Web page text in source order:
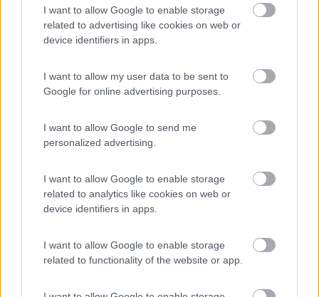
I want to allow Google to enable storage
related to advertising like cookies on web or
device identifiers in apps.
I want to allow my user data to be sent to
Google for online advertising purposes.
I want to allow Google to send me
personalized advertising.
I want to allow Google to enable storage
related to analytics like cookies on web or
device identifiers in apps.
I want to allow Google to enable storage
related to functionality of the website or app.
Campeggio
6 1